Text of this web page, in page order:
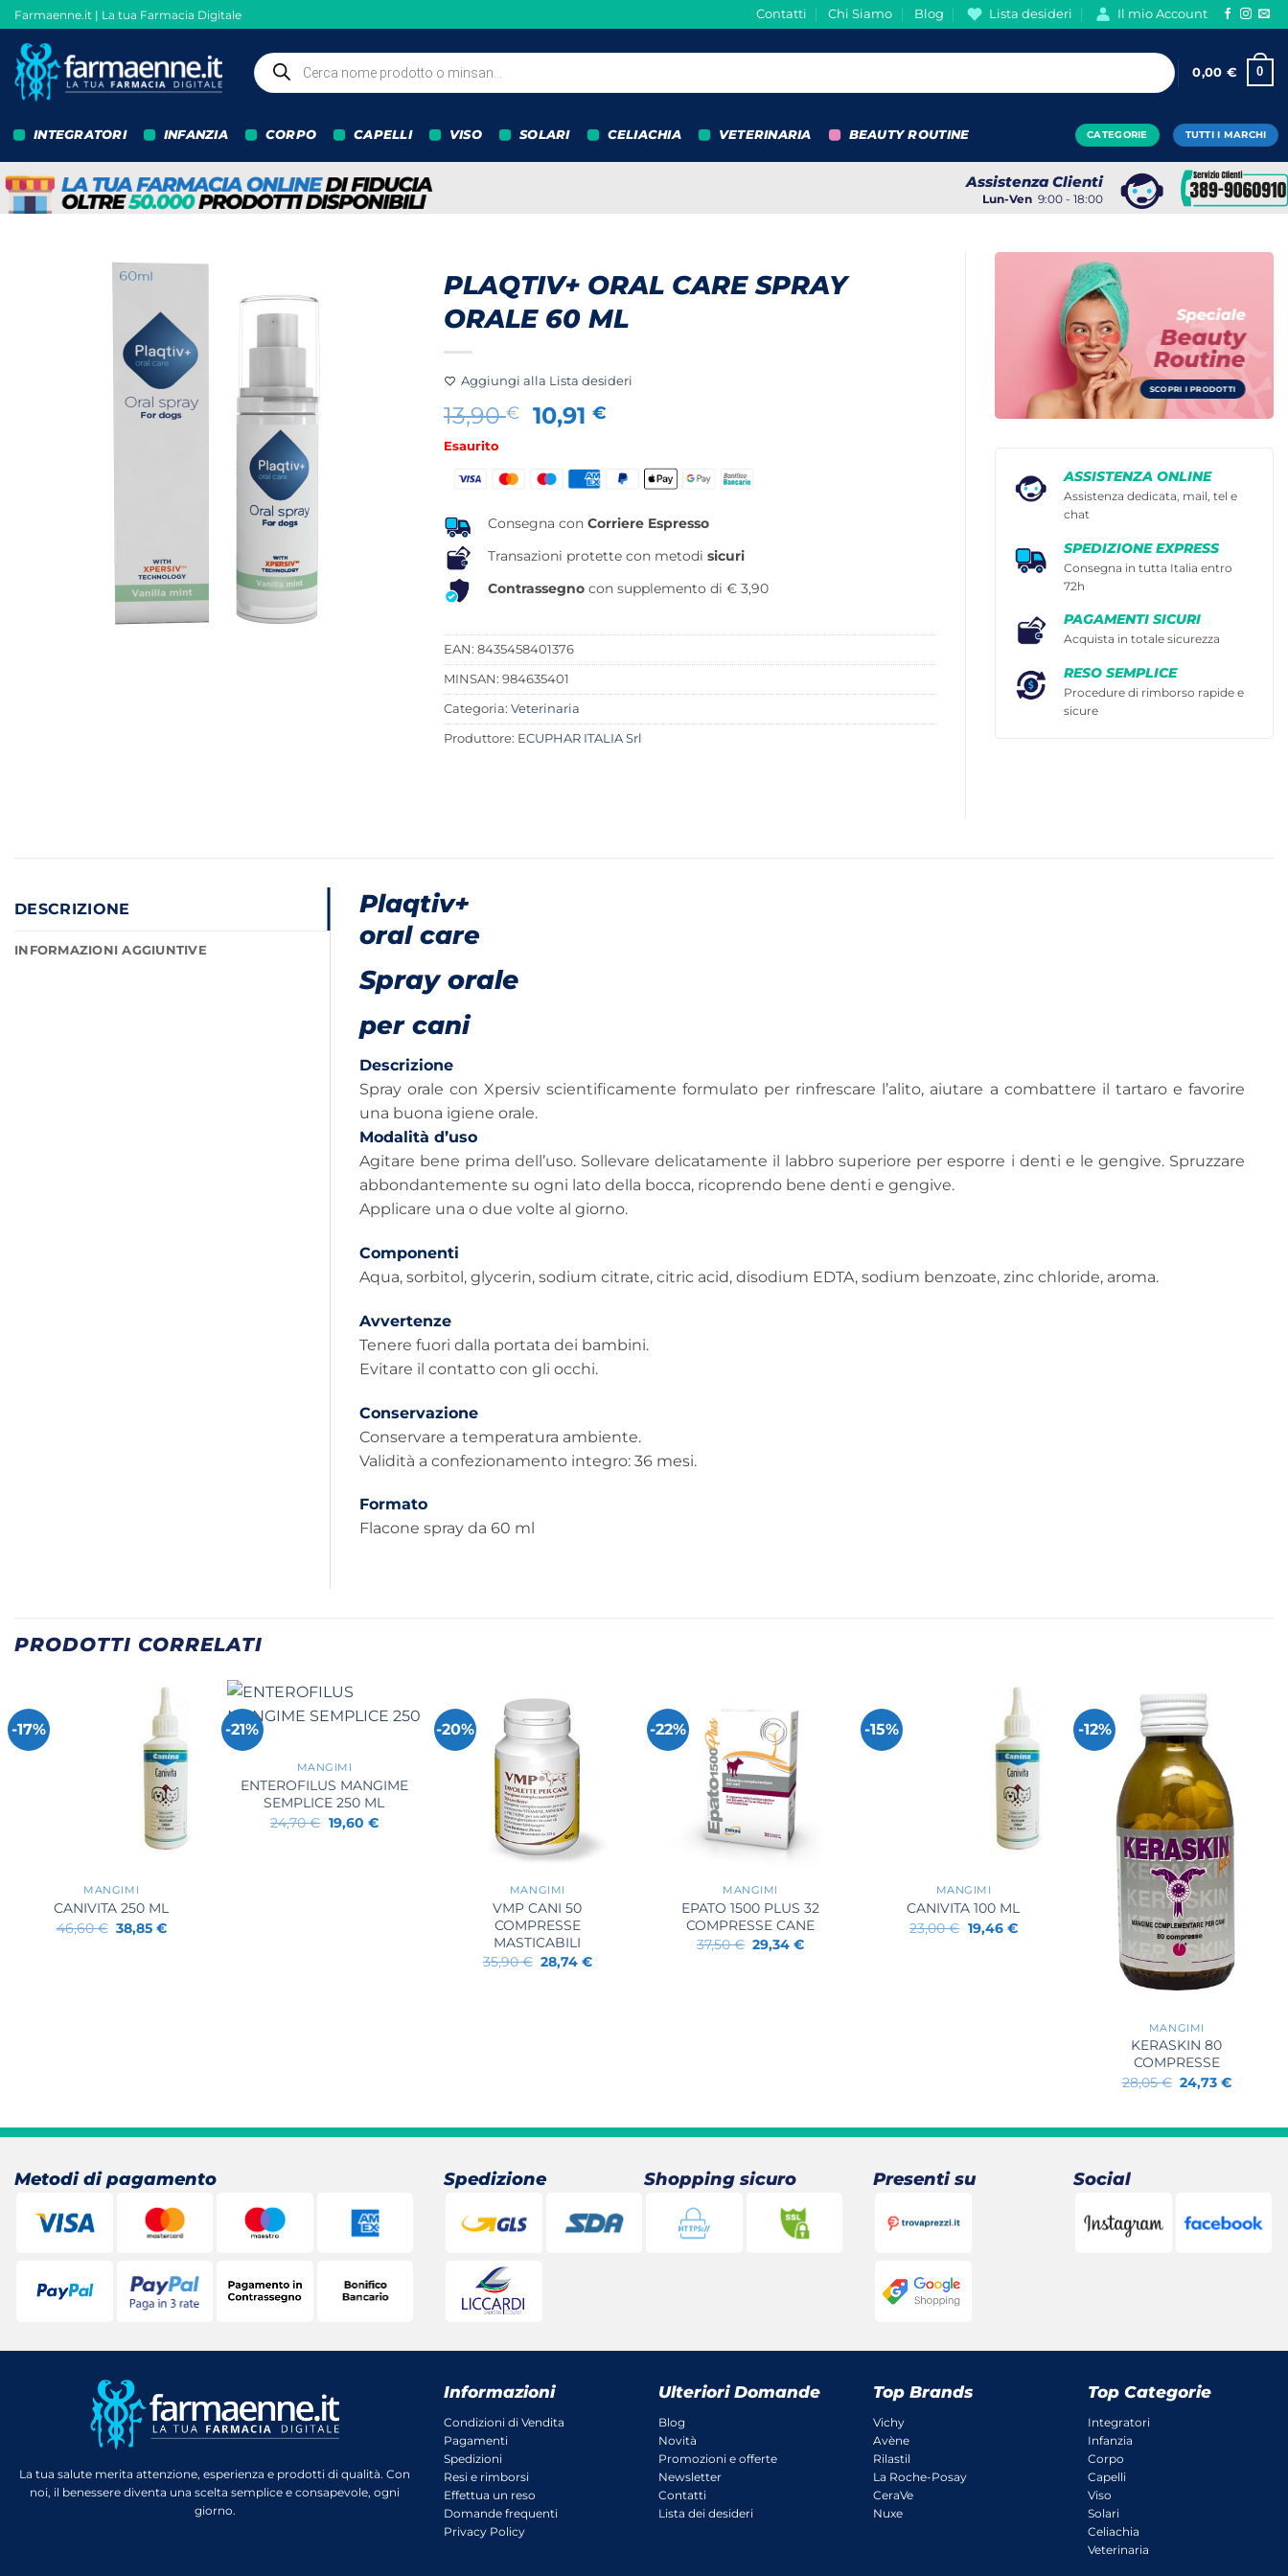
Salta
ai
contenuti
Farmaenne.it | La tua Farmacia Digitale Contatti Chi Siamo Blog Lista desideri Il mio Account
Ricerca
prodotti
0,00 € 0
INTEGRATORI INFANZIA CORPO CAPELLI VISO SOLARI CELIACHIA VETERINARIA BEAUTY ROUTINE CATEGORIE TUTTI I MARCHI
Assistenza Clienti
Lun-Ven 9:00 - 18:00
PLAQTIV+ ORAL CARE SPRAY
ORALE 60 ML
Aggiungi alla Lista desideri
13,90€
Il
era:
10,91€
attuale
è:
Esaurito
Consegna con Corriere Espresso
Transazioni protette con metodi sicuri
Contrassegno con supplemento di € 3,90
EAN: 8435458401376
MINSAN: 984635401
Categoria: Veterinaria
Produttore: ECUPHAR ITALIA Srl
Speciale
Beauty
Routine
SCOPRI I PRODOTTI
ASSISTENZA ONLINE
Assistenza dedicata, mail, tel e
chat
SPEDIZIONE EXPRESS
Consegna in tutta Italia entro
72h
PAGAMENTI SICURI
Acquista in totale sicurezza
RESO SEMPLICE
Procedure di rimborso rapide e
sicure
DESCRIZIONE
INFORMAZIONI AGGIUNTIVE
Plaqtiv+
oral care
Spray orale
per cani
Descrizione
Spray orale con Xpersiv scientificamente formulato per rinfrescare l’alito, aiutare a combattere il tartaro e favorire
una buona igiene orale.
Modalità d’uso
Agitare bene prima dell’uso. Sollevare delicatamente il labbro superiore per esporre i denti e le gengive. Spruzzare
abbondantemente su ogni lato della bocca, ricoprendo bene denti e gengive.
Applicare una o due volte al giorno.
Componenti
Aqua, sorbitol, glycerin, sodium citrate, citric acid, disodium EDTA, sodium benzoate, zinc chloride, aroma.
Avvertenze
Tenere fuori dalla portata dei bambini.
Evitare il contatto con gli occhi.
Conservazione
Conservare a temperatura ambiente.
Validità a confezionamento integro: 36 mesi.
Formato
Flacone spray da 60 ml
PRODOTTI CORRELATI
-17%
MANGIMI
CANIVITA 250 ML
46,60€ Il
prezzo
38,85 €Il
-21%
+
MANGIMI
ENTEROFILUS MANGIME
SEMPLICE 250 ML
24,70€ Il
prezzo
19,60 €Il
-20%
MANGIMI
VMP CANI 50
COMPRESSE
MASTICABILI
35,90€ Il
prezzo
28,74 €Il
-22%
MANGIMI
EPATO 1500 PLUS 32
COMPRESSE CANE
37,50€ Il
prezzo
29,34€Il
-15%
MANGIMI
CANIVITA 100 ML
23,00€ Il
prezzo
19,46 €Il
-12%
MANGIMI
KERASKIN 80
COMPRESSE
28,05€ Il
prezzo
28,05 €.
24,73 €Il
24,73 €.
Metodi di pagamento Spedizione Shopping sicuro Presenti su Social
La tua salute merita attenzione, esperienza e prodotti di qualità. Con
noi, il benessere diventa una scelta semplice e consapevole, ogni
giorno.
Informazioni
Condizioni di Vendita
Pagamenti
Spedizioni
Resi e rimborsi
Effettua un reso
Domande frequenti
Privacy Policy
Ulteriori Domande
Blog
Novità
Promozioni e offerte
Newsletter
Contatti
Lista dei desideri
Top Brands
Vichy
Avène
Rilastil
La Roche-Posay
CeraVe
Nuxe
Top Categorie
Integratori
Infanzia
Corpo
Capelli
Viso
Solari
Celiachia
Veterinaria